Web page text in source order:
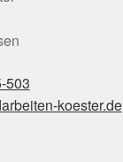
503
koester.de